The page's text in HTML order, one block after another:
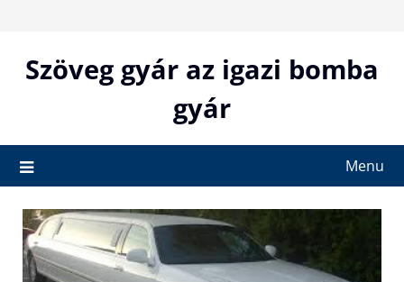
contentSzöveg gyár az igazi bomba
gyár
Menu